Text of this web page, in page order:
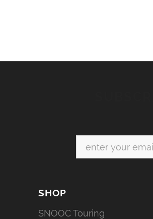
SHOP
SNOOC Touring